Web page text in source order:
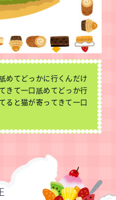
めてどっかに行くんだけ
きて一口舐めてどっか行
ると猫が寄ってきて一口